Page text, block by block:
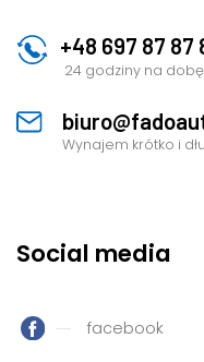
+48 697 87 87
24 godziny na dobę
Wynajem krótko i
Social media
facebook